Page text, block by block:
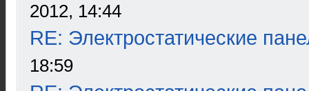
2012, 14:44
RE: Электростатические
18:59